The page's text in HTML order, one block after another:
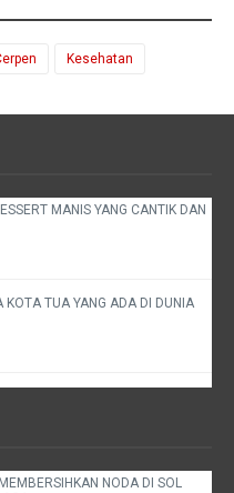
Kesehatan
MANIS YANG CANTIK DAN
KOTA TUA YANG ADA DI DUNIA
NODA DI SOL